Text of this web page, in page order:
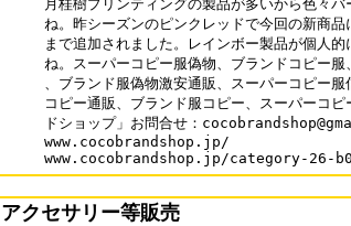
月桂樹プリンティングの製品が多いから色々
ね。昨シーズンのピンクレッドで今回の新商品
まで追加されました。レインボー製品が個人
ね。スーパーコピー服偽物、ブランドコピー服
、ブランド服偽物激安通販、スーパーコピー
コピー通販、ブランド服コピー、スーパーコ
ドショップ」お問合せ：
www.cocobrandshop.jp/
www.cocobrandshop.jp/category-26-
アクセサリー等販売